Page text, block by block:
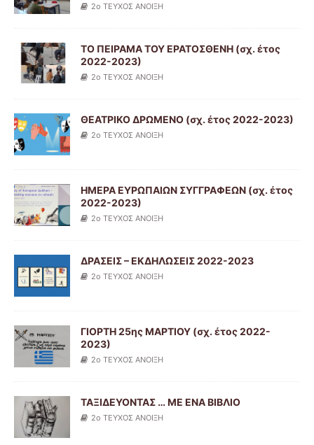
2ο ΤΕΥΧΟΣ ΑΝΟΙΞΗ
ΤΟ ΠΕΙΡΑΜΑ ΤΟΥ ΕΡΑΤΟΣΘΕΝΗ (σχ. έτος
2022-2023)
2ο ΤΕΥΧΟΣ ΑΝΟΙΞΗ
ΘΕΑΤΡΙΚΟ ΔΡΩΜΕΝΟ (σχ. έτος 2022-2023)
2ο ΤΕΥΧΟΣ ΑΝΟΙΞΗ
ΗΜΕΡΑ ΕΥΡΩΠΑΙΩΝ ΣΥΓΓΡΑΦΕΩΝ (σχ. έτος
2022-2023)
2ο ΤΕΥΧΟΣ ΑΝΟΙΞΗ
ΔΡΑΣΕΙΣ – ΕΚΔΗΛΩΣΕΙΣ 2022-2023
2ο ΤΕΥΧΟΣ ΑΝΟΙΞΗ
ΓΙΟΡΤΗ 25ης ΜΑΡΤΙΟΥ (σχ. έτος 2022-
2023)
2ο ΤΕΥΧΟΣ ΑΝΟΙΞΗ
ΤΑΞΙΔΕΥΟΝΤΑΣ … ΜΕ ΕΝΑ ΒΙΒΛΙΟ
2ο ΤΕΥΧΟΣ ΑΝΟΙΞΗ